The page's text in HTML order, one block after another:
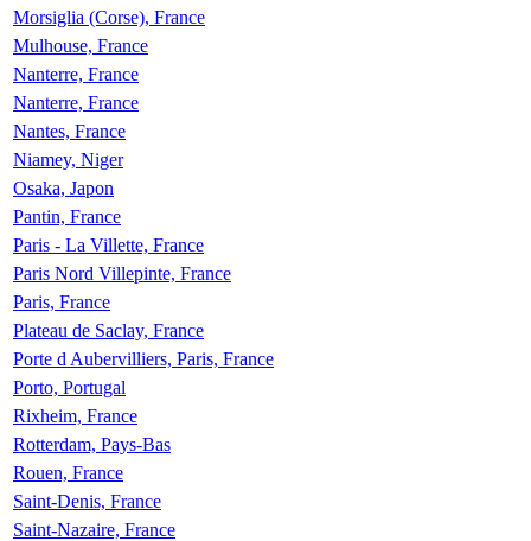
Morsiglia (Corse), France
Mulhouse, France
Nanterre, France
Nanterre, France
Nantes, France
Niamey, Niger
Osaka, Japon
Pantin, France
Paris - La Villette, France
Paris Nord Villepinte, France
Paris, France
Plateau de Saclay, France
Porte d Aubervilliers, Paris, France
Porto, Portugal
Rixheim, France
Rotterdam, Pays-Bas
Rouen, France
Saint-Denis, France
Saint-Nazaire, France